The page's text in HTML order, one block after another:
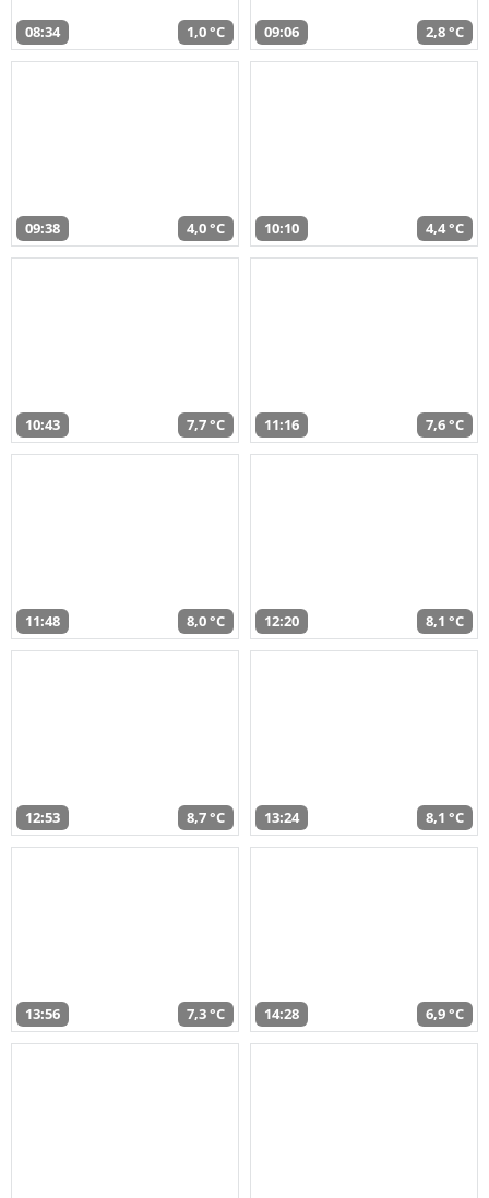
08:34 1,0 °C 09:06 2,8 °C
09:38 4,0 °C 10:10 4,4 °C
10:43 7,7 °C 11:16 7,6 °C
11:48 8,0 °C 12:20 8,1 °C
12:53 8,7 °C 13:24 8,1 °C
13:56 7,3 °C 14:28 6,9 °C